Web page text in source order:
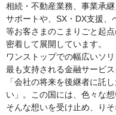
相続・不動産業務、事業承
サポートや、SX・DX支援、
等お客さまのこまりごと起
密着して展開しています。
ワンストップでの幅広いソ
最も支持される金融サービ
「会社の将来を後継者に託
い」。この国には、色々な想
そんな想いを受け止め、り